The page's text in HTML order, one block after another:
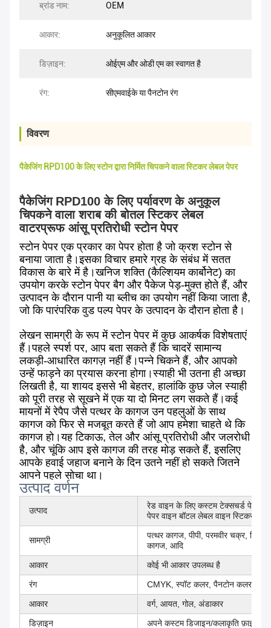
ब्रांड नाम: OEM
आकार: अनुकूलित आकार
डिज़ाइन: ओईएम और ओडी एम का स्वागत है
रंग: सीएमवाईके या पैनटोन रंग
विवरण
पैकेजिंग RPD100 के लिए स्टोन द्वारा निर्मित चिपकने वाला स्टिकर लेबल पेपर
पैकेजिंग RPD100 के लिए पर्यावरण के अनुकूल
चिपकने वाला शराब की बोतल स्टिकर लेबल
वाटरप्रूफ आंसू प्रतिरोधी स्टोन पेपर
स्टोन पेपर एक प्रकार का पेपर होता है जो क्रश स्टोन से
बनाया जाता है।इसका विचार हमारे ग्रह के संबंध में सतत
विकास के बारे में है।खनिज शक्ति (कैल्शियम कार्बोनेट) का
उपयोग करके स्टोन पेपर बैग और पैकेज पेड़-मुक्त होते हैं, और
उत्पादन के दौरान पानी या ब्लीच का उपयोग नहीं किया जाता है,
जो कि पारंपरिक वुड पल्प पेपर के उत्पादन के दौरान होता है।
लेखन सामग्री के रूप में स्टोन पेपर में कुछ आकर्षक विशेषताएं
हैं।पहले स्पर्श पर, आप बता सकते हैं कि चादरें सामान्य
लकड़ी-आधारित कागज़ नहीं हैं।पन्ने चिकने हैं, और आपको
उन्हें फाड़ने का प्रयास करना होगा।स्याही भी उतना ही अच्छा
लिखती है, या शायद इससे भी बेहतर, हालांकि कुछ जेल स्याही
को पूरी तरह से सूखने में एक या दो मिनट लग सकते हैं।कई
मायनों में रेपैप जैसे पत्थर के कागज उन पहलुओं के साथ
कागज को फिर से मजबूत करते हैं जो आप हमेशा चाहते थे कि
कागज हो।यह टिकाऊ, तेल और आंसू प्रतिरोधी और जलरोधी
है, और चूंकि आप इसे कागज की तरह मोड़ सकते हैं, इसलिए
आपके हवाई जहाज बनाने के दिन उतने नहीं हो सकते जितने
आपने पहले सोचा था।
उत्पाद वर्णन
उत्पाद
रेड वाइन के लिए कस्टम टेक्सचर्ड पेपर
पेपर वाइन बॉटल लेबल वाइन स्टिकर
सामग्री
पत्थर कागज, पीपी, परमवीर चक्र,
कागज, आदि
आकार
कोई भी आकार उपलब्ध है
रंग
CMYK, स्पॉट कलर, पैनटोन कलर,
आकार
वर्ग, आयत, गोल, अंडाकार
डिज़ाइन
अपने कस्टम डिजाइन/कलाकृति फ़ाइल/